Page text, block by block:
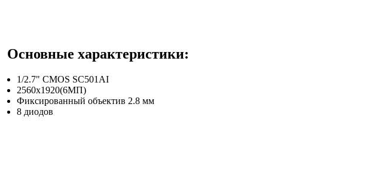
Основные характеристики:
1/2.7" CMOS SC501AI
2560х1920(6МП)
Фиксированный объектив 2.8 мм
8 диодов